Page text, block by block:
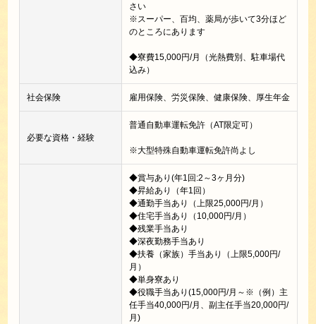
さい
※スーパー、百均、薬局が歩いて3分ほど
のところにあります
◆寮費15,000円/月（光熱費別、駐車場代
込み）
社会保険 雇用保険、労災保険、健康保険、厚生年金
必要な資格・経験
普通自動車運転免許（AT限定可）
※大型特殊自動車運転免許尚よし
◆賞与あり(年1回:2～3ヶ月分)
◆昇給あり（年1回）
◆通勤手当あり（上限25,000円/月）
◆住宅手当あり（10,000円/月）
◆残業手当あり
◆深夜勤務手当あり
◆扶養（家族）手当あり（上限5,000円/
月）
◆単身寮あり
◆役職手当あり(15,000円/月～※（例）主
任手当40,000円/月、副主任手当20,000円/
月)